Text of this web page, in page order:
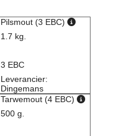
Pilsmout (3 EBC)
1.7 kg.
3 EBC
Leverancier:
Dingemans
Tarwemout (4 EBC)
500 g.